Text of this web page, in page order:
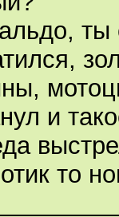
ты
и
то